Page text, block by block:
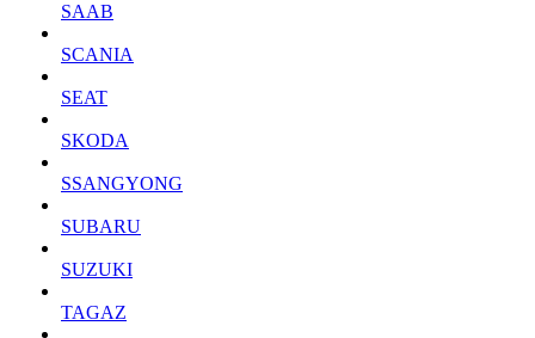
SAAB
SCANIA
SEAT
SKODA
SSANGYONG
SUBARU
SUZUKI
TAGAZ